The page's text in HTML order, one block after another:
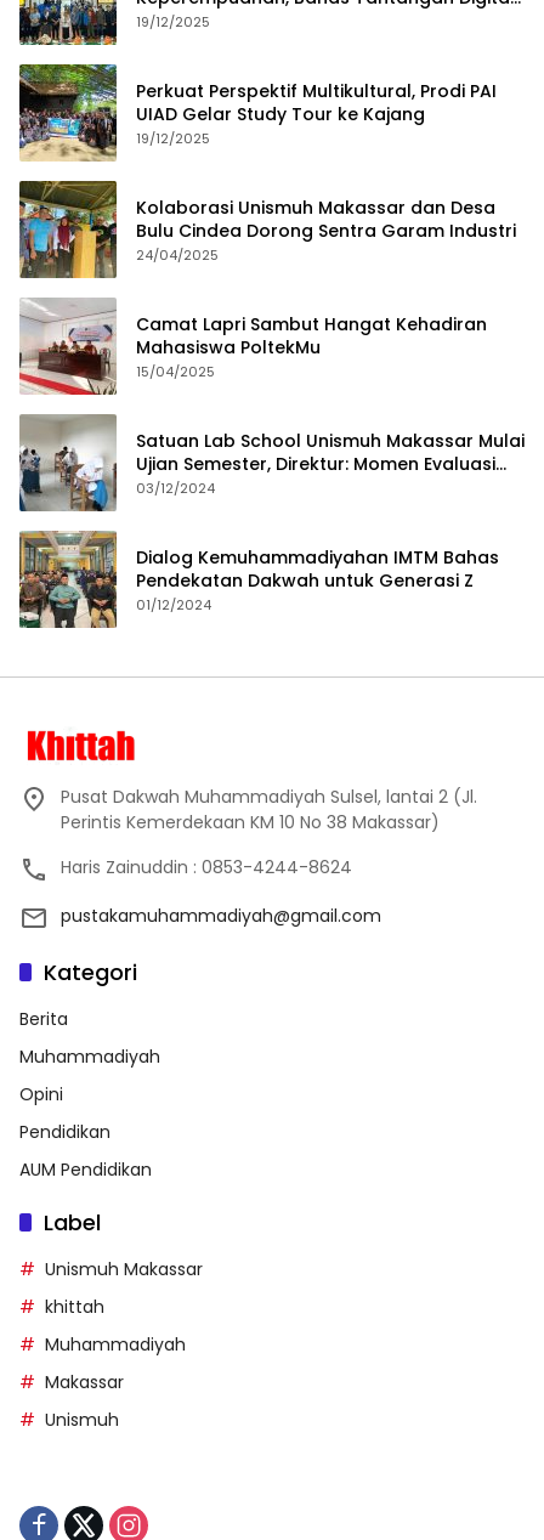
dan Budaya Lokal
19/12/2025
Perkuat Perspektif Multikultural, Prodi PAI
UIAD Gelar Study Tour ke Kajang
19/12/2025
Kolaborasi Unismuh Makassar dan Desa
Bulu Cindea Dorong Sentra Garam Industri
24/04/2025
Camat Lapri Sambut Hangat Kehadiran
Mahasiswa PoltekMu
15/04/2025
Satuan Lab School Unismuh Makassar Mulai
Ujian Semester, Direktur: Momen Evaluasi
Proses Pembelajaran
03/12/2024
Dialog Kemuhammadiyahan IMTM Bahas
Pendekatan Dakwah untuk Generasi Z
01/12/2024
Pusat Dakwah Muhammadiyah Sulsel, lantai 2 (Jl.
Perintis Kemerdekaan KM 10 No 38 Makassar)
Haris Zainuddin : 0853-4244-8624
pustakamuhammadiyah@gmail.com
Kategori
Berita
Muhammadiyah
Opini
Pendidikan
AUM Pendidikan
Label
Unismuh Makassar
khittah
Muhammadiyah
Makassar
Unismuh